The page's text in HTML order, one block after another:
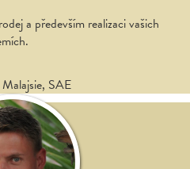
a především realizaci vašich
SAE